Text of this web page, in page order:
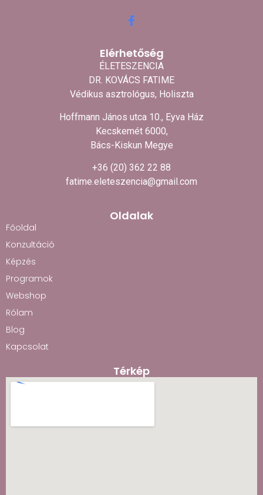
Elérhetőség
ÉLETESZENCIA
DR. KOVÁCS FATIME
Védikus asztrológus, Holiszta
Hoffmann János utca 10., Eyva Ház
Kecskemét 6000,
Bács-Kiskun Megye
+36 (20) 362 22 88
fatime.eleteszencia@gmail.com
Oldalak
Főoldal
Konzultáció
Képzés
Programok
Webshop
Rólam
Blog
Kapcsolat
Térkép